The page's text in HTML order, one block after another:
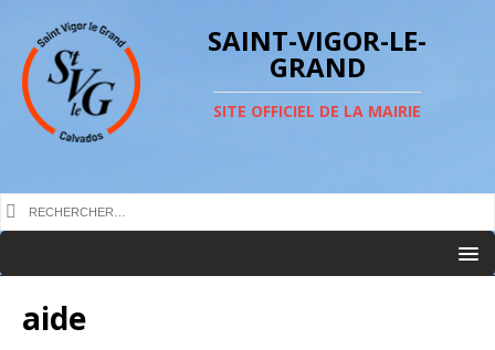
SAINT-VIGOR-LE-
GRAND
SITE OFFICIEL DE LA MAIRIE
aide